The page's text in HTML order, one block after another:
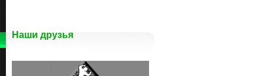
Наши друзья